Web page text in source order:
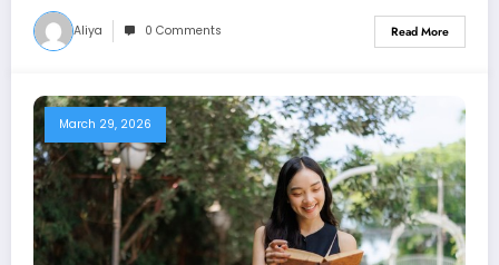
Aliya 0 Comments Read More
March 29, 2026